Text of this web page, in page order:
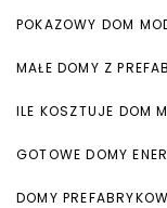
POKAZOWY DOM
MAŁE DOMY Z
ILE KOSZTUJE DOM
GOTOWE DOMY
DOMY